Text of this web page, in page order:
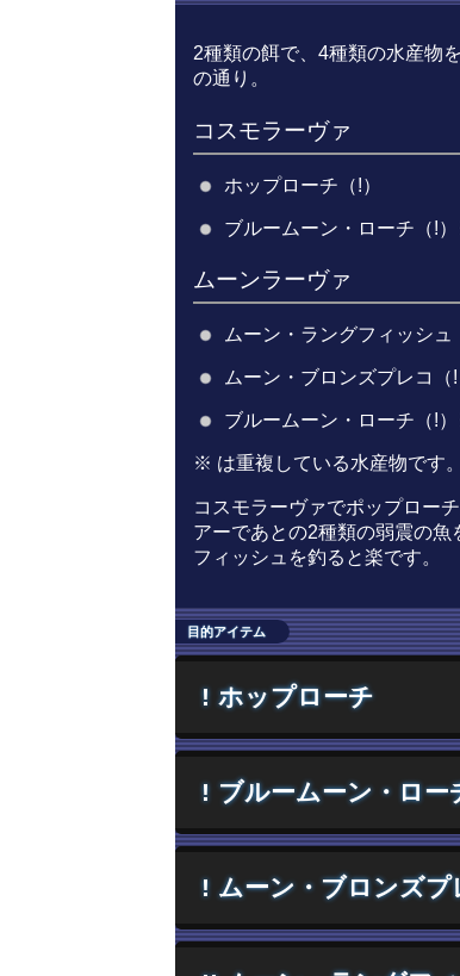
2種類の餌で、4種類の水産物
の通り。
コスモラーヴァ
ホップローチ（!）
ブルームーン・ローチ（!
ムーンラーヴァ
ムーン・ラングフィッシュ
ムーン・ブロンズプレコ（!
ブルームーン・ローチ（!
※ は重複している水産物です。
コスモラーヴァでポップロー
アーであとの2種類の弱震の
フィッシュを釣ると楽です。
目的アイテム
! ホップローチ
! ブルームーン・ロー
! ムーン・ブロンズプ